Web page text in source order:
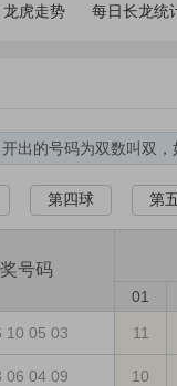
龙虎走势 每日长龙统
出的号码为双数叫双
隔的期数。
的累计出现次数。
（计算公式：平均
漏值的最大值。
第四球
第
号码
01
10 05 03 11
06 04 09 10